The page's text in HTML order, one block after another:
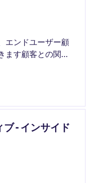
エンドユーザー顧
ます顧客との関係
- インサイド